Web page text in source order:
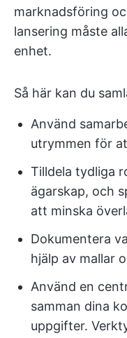
marknadsföring
lansering måste
enhet.
Så här kan du
Använd
utrymmen för
Tilldela tydliga
ägarskap, och
att minska
Dokumentera
hjälp av mallar
Använd en
samman dina
uppgifter.